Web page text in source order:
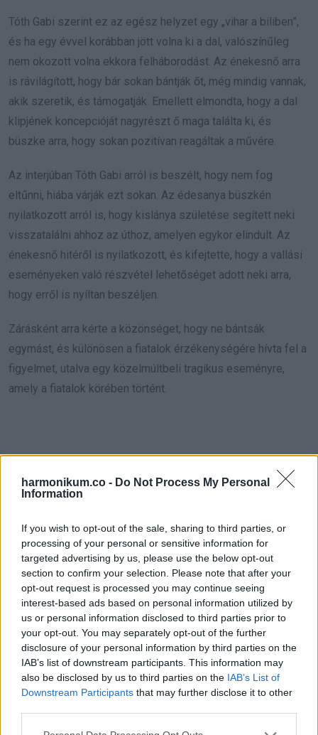
harmonikum.co - Do Not Process My Personal
Information
If you wish to opt-out of the sale, sharing to third parties, or
processing of your personal or sensitive information for
targeted advertising by us, please use the below opt-out
section to confirm your selection. Please note that after your
opt-out request is processed you may continue seeing
interest-based ads based on personal information utilized by
us or personal information disclosed to third parties prior to
your opt-out. You may separately opt-out of the further
disclosure of your personal information by third parties on the
IAB’s list of downstream participants. This information may
also be disclosed by us to third parties on the IAB’s List of
Downstream Participants that may further disclose it to other
Please note that this website/app uses one or more Google
Tóth Gabi szerint ez az egész helyzet egy „vihar a biliben”,
és ha egy évvel korábban jött volna ki a dal, valószínűleg
nem okozott volna ekkora felháborodást. Az énekesnő arra
is rávilágított, hogy bár sokan bántják őt, még mindig vannak,
akik szeretik, és támogatják. Emellett elmondta, hogy a dal
klipjének koncepcióját nagyrészt ő maga találta ki, és
büszke arra, hogy sokan pozitívan reagáltak a művére.
Az interjúban Tóth Gabi arról is beszélt, hogy nem fog
eltűnni, hiába várják ezt sokan. Az édesanya büszkén
nyilatkozott arról is, hogy kislánya születése segített neki
visszatalálni ahhoz az úthoz, amelyen egykor elindult. Az
énekesnő hitéről is nyilatkozott, és kifejtette, hogy a vallási
eseményeken való részvétel lehetőséget adott neki arra,
hogy erről is nyíltan beszéljen.
Zárásként arra kérte a közönséget, hogy ne bántsák
egymást, és különösen a fiatalok érzékenységére hívta fel a
figyelmet, utalva egy közelmúltbeli tragikus eseményre,
amely a fiatalok körében történt.
Oszd meg ezt a posztot: